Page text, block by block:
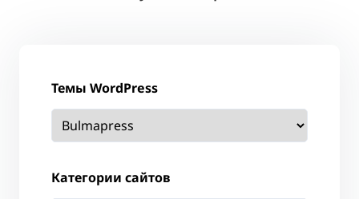
Темы WordPress
Категории сайтов